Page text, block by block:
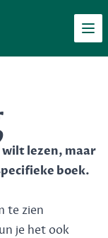
wilt lezen, maar
boek.
te zien
je het ook